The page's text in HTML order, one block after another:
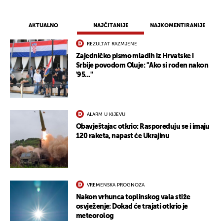
AKTUALNO NAJČITANIJE NAJKOMENTIRANIJE
REZULTAT RAZMJENE
Zajedničko pismo mladih iz Hrvatske i
Srbije povodom Oluje: "Ako si rođen nakon
'95..."
ALARM U KIJEVU
Obavještajac otkrio: Raspoređuju se i imaju
120 raketa, napast će Ukrajinu
VREMENSKA PROGNOZA
Nakon vrhunca toplinskog vala stiže
osvježenje: Dokad će trajati otkrio je
meteorolog